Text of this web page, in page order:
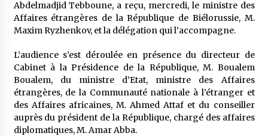
Rencontre nocturne dans le désert (Un conte
touareg)
Un conte targui/ Quand la tête est vide
5 ans ago
Tradition orale/ D’où viennent les contes et à
Abdelmadjid Tebboune, a reçu, mercredi, le ministre des
Affaires étrangères de la République de Biélorussie, M.
Maxim Ryzhenkov, et la délégation qui l’accompagne.
L’audience s’est déroulée en présence du directeur de
Cabinet à la Présidence de la République, M. Boualem
Boualem, du ministre d’Etat, ministre des Affaires
étrangères, de la Communauté nationale à l’étranger et
des Affaires africaines, M. Ahmed Attaf et du conseiller
auprès du président de la République, chargé des affaires
diplomatiques, M. Amar Abba.